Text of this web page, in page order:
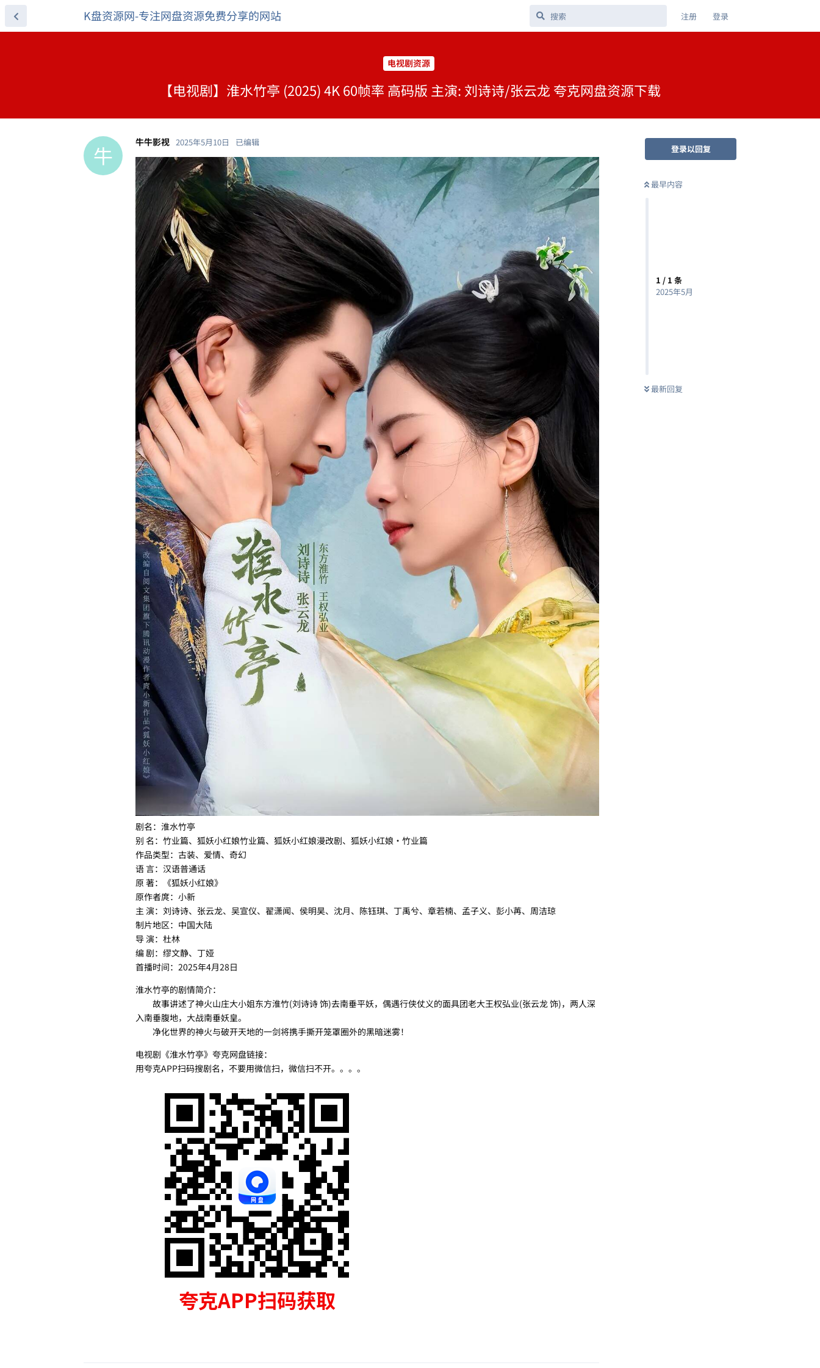
K盘资源网-专注网盘资源免费分享的网站 注册 登录
电视剧资源
【电视剧】淮水竹亭 (2025) 4K 60帧率 高码版 主演: 刘诗诗/张云龙 夸克网盘资源下载
登录以回复
最早内容
1 / 1 条
2025年5月
最新回复
牛 牛牛影视 2025年5月10日 已编辑
剧名：淮水竹亭
别 名：竹业篇、狐妖小红娘竹业篇、狐妖小红娘漫改剧、狐妖小红娘·竹业篇
作品类型：古装、爱情、奇幻
语 言：汉语普通话
原 著：《狐妖小红娘》
原作者庹：小新
主 演：刘诗诗、张云龙、吴宣仪、翟潇闻、侯明昊、沈月、陈钰琪、丁禹兮、章若楠、孟子义、彭小苒、周洁琼
制片地区：中国大陆
导 演：杜林
编 剧：缪文静、丁娅
首播时间：2025年4月28日
淮水竹亭的剧情简介：
故事讲述了神火山庄大小姐东方淮竹(刘诗诗 饰)去南垂平妖，偶遇行侠仗义的面具团老大王权弘业(张云龙 饰)，两人深
入南垂腹地，大战南垂妖皇。
净化世界的神火与破开天地的一剑将携手撕开笼罩圈外的黑暗迷雾！
电视剧《淮水竹亭》夸克网盘链接：
用夸克APP扫码搜剧名，不要用微信扫，微信扫不开。。。。